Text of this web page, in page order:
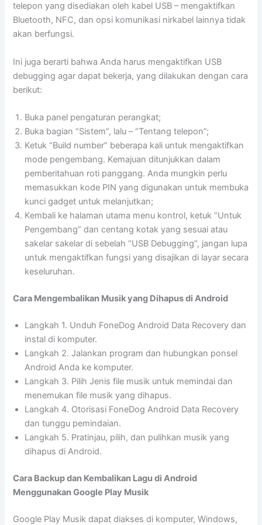
telepon yang disediakan oleh kabel USB – mengaktifkan
Bluetooth, NFC, dan opsi komunikasi nirkabel lainnya tidak
akan berfungsi.
Ini juga berarti bahwa Anda harus mengaktifkan USB
debugging agar dapat bekerja, yang dilakukan dengan cara
berikut:
Buka panel pengaturan perangkat;
Buka bagian “Sistem”, lalu – “Tentang telepon”;
Ketuk “Build number” beberapa kali untuk mengaktifkan
mode pengembang. Kemajuan ditunjukkan dalam
pemberitahuan roti panggang. Anda mungkin perlu
memasukkan kode PIN yang digunakan untuk membuka
kunci gadget untuk melanjutkan;
Kembali ke halaman utama menu kontrol, ketuk “Untuk
Pengembang” dan centang kotak yang sesuai atau
sakelar sakelar di sebelah “USB Debugging”, jangan lupa
untuk mengaktifkan fungsi yang disajikan di layar secara
keseluruhan.
Cara Mengembalikan Musik yang Dihapus di Android
Langkah 1. Unduh FoneDog Android Data Recovery dan
instal di komputer.
Langkah 2. Jalankan program dan hubungkan ponsel
Android Anda ke komputer.
Langkah 3. Pilih Jenis file musik untuk memindai dan
menemukan file musik yang dihapus.
Langkah 4. Otorisasi FoneDog Android Data Recovery
dan tunggu pemindaian.
Langkah 5. Pratinjau, pilih, dan pulihkan musik yang
dihapus di Android.
Cara Backup dan Kembalikan Lagu di Android
Menggunakan Google Play Musik
Google Play Musik dapat diakses di komputer, Windows,